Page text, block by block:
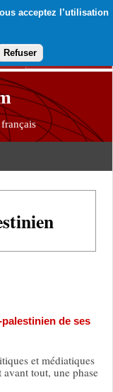
acceptez l’utilisation
Refuser
de ses
et médiatiques
avant tout, une phase